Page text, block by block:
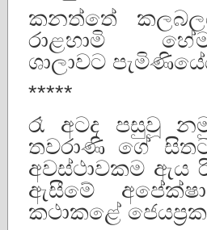
කනත්තේ
රාළහාමි
ශාලාවට
*****
රෑ අටද පසුවූ
තවරාණි ගේ
අවස්ථාවකම ඇය
ඇසීමේ
කථාකළේ